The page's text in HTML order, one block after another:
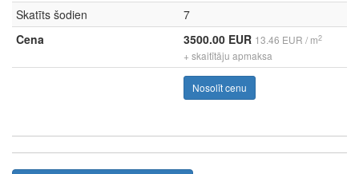
Skatīts šodien
7
Cena
3500.00 EUR 13.46 EUR / m2
+ skaitītāju apmaksa
Nosolīt cenu